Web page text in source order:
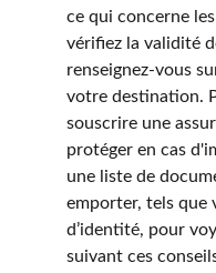
ce qui concerne
vérifiez la validité
renseignez-vous
votre destination.
souscrire une
protéger en cas
une liste de
emporter, tels que
d’identité, pour
suivant ces